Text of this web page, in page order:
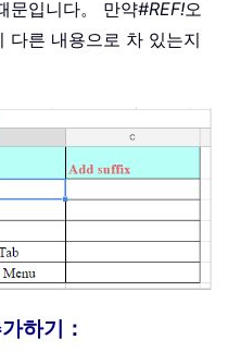
문입니다。 만약#REF!오
다른 내용으로 차 있는지
하기：